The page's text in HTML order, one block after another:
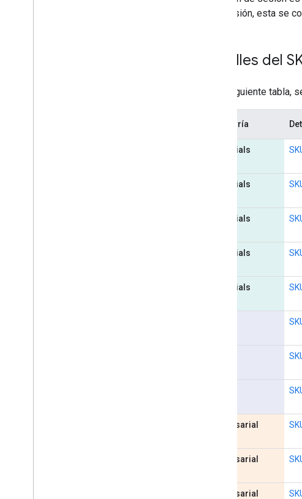
otra sesión, esta se
Detalles del
En la siguiente tabla,
Categoría
Essentials
Essentials
Essentials
Essentials
Essentials
Empresarial
Empresarial
Empresarial